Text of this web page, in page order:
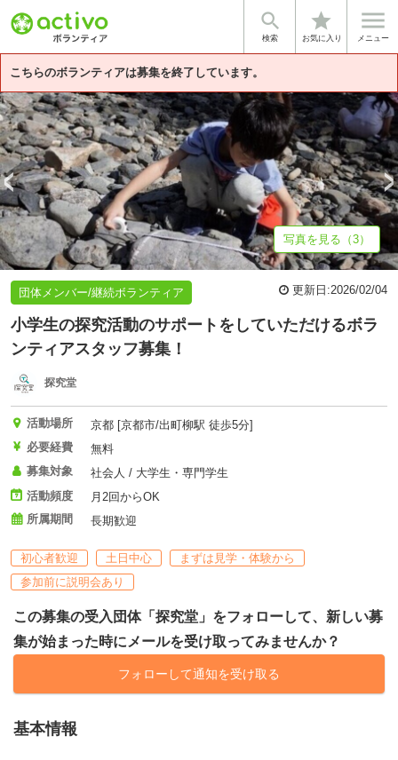

検索
star
お気に入り

メニュー
こちらのボランティアは募集を終了しています。
基本情報 募集詳細 団体情報
写真を見る（3）
団体メンバー/継続ボランティア 更新日:2026/02/04
小学生の探究活動のサポートをしていただけるボラ
ンティアスタッフ募集！
探究堂
活動場所
京都 [京都市/出町柳駅 徒歩5分]
必要経費
無料
募集対象
社会人 / 大学生・専門学生
活動頻度
月2回からOK
所属期間
長期歓迎
初心者歓迎 土日中心
まずは見学・体験から
参加前に説明会あり
この募集の受入団体「探究堂」をフォローして、新しい募
集が始まった時にメールを受け取ってみませんか？
フォローして通知を受け取る
基本情報